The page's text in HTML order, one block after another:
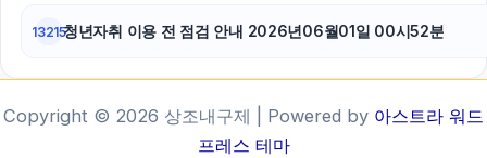
13215청년자취 이용 전 점검 안내 2026년06월01일 00시52분
Copyright © 2026 상조내구제 | Powered by 아스트라 워드
프레스 테마